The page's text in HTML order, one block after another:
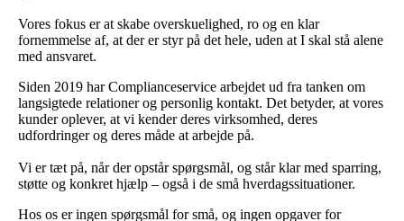
Vores fokus er at skabe overskuelighed, ro og en klar
fornemmelse af, at der er styr på det hele, uden at I skal stå alene
med ansvaret.
Siden 2019 har Complianceservice arbejdet ud fra tanken om
langsigtede relationer og personlig kontakt. Det betyder, at vores
kunder oplever, at vi kender deres virksomhed, deres
udfordringer og deres måde at arbejde på.
Vi er tæt på, når der opstår spørgsmål, og står klar med sparring,
støtte og konkret hjælp – også i de små hverdagssituationer.
Hos os er ingen spørgsmål for små, og ingen opgaver for